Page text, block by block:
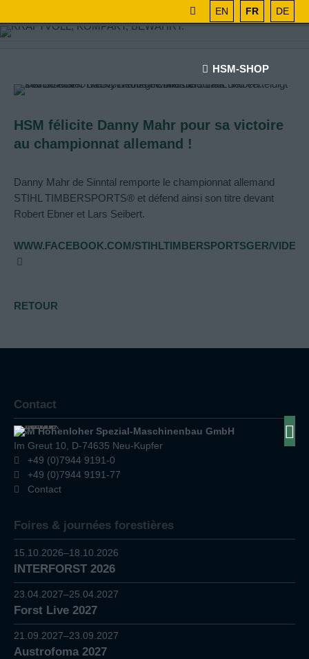
EN FR DE
HSM-SHOP
HSM félicite Danny Mahr pour sa victoire
au championnat allemand !
Danny Mahr de Sinntal remporte le championnat allemand
STIHL TIMBERSPORTS® et défend ainsi son titre devant
Robert Ebner et Lars Seibert.
WWW.FACEBOOK.COM/STIHLTIMBERSPORTSGER/
RETOUR
Contact
HSM Hohenloher Spezial-Maschinenbau GmbH
Im Greut 10, D-74635 Neu-Kupfer
+49 (0)7944 9191-0
+49 (0)7944 9191-77
Contact
Foires & journées forestières
15.10.2026–18.10.2026
INTERFORST 2026
23.04.2027–25.04.2027
Forst Live 2027
21.09.2027–23.09.2027
Austrofoma 2027